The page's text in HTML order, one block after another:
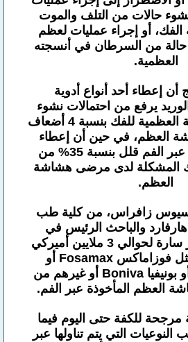
حالات من التلف والموت
أو إجراء عمليات لعظم
من السرطان في أنسجته
العظمية.
أن إعطاء أحد أنواع أدوية
يرفع من احتمالات نشوء
التهابات في الأنسجة العظمية للفك بنسبة 4 أضعاف
العظم، في حين أن إعطاء
نفس هذه الأدوية عبر الفم قلل بنسبة 35% من
المشكلة لدى مرضى هشاشة
العظم.
زافراس، من كلية طب
هارفارد والباحث الرئيس في
الدراسة، هذه أخبار سارة لحوالي 3 ملايين أميركي
يتناولون أدوية مثل فوزاماكس Fosamax أو
أكتونيل Actonel أو بونيفيا Boniva أو غيرهم من
العظم المأخوذة عبر الفم.
مرجحة للكفة حتى اليوم فيما
النوعيات التي يتم تناولها عبر